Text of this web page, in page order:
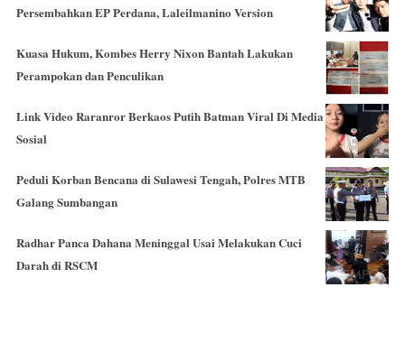
Persembahkan EP Perdana, Laleilmanino Version
Kuasa Hukum, Kombes Herry Nixon Bantah Lakukan
Perampokan dan Penculikan
Link Video Raranror Berkaos Putih Batman Viral Di Media
Sosial
Peduli Korban Bencana di Sulawesi Tengah, Polres MTB
Galang Sumbangan
Radhar Panca Dahana Meninggal Usai Melakukan Cuci
Darah di RSCM